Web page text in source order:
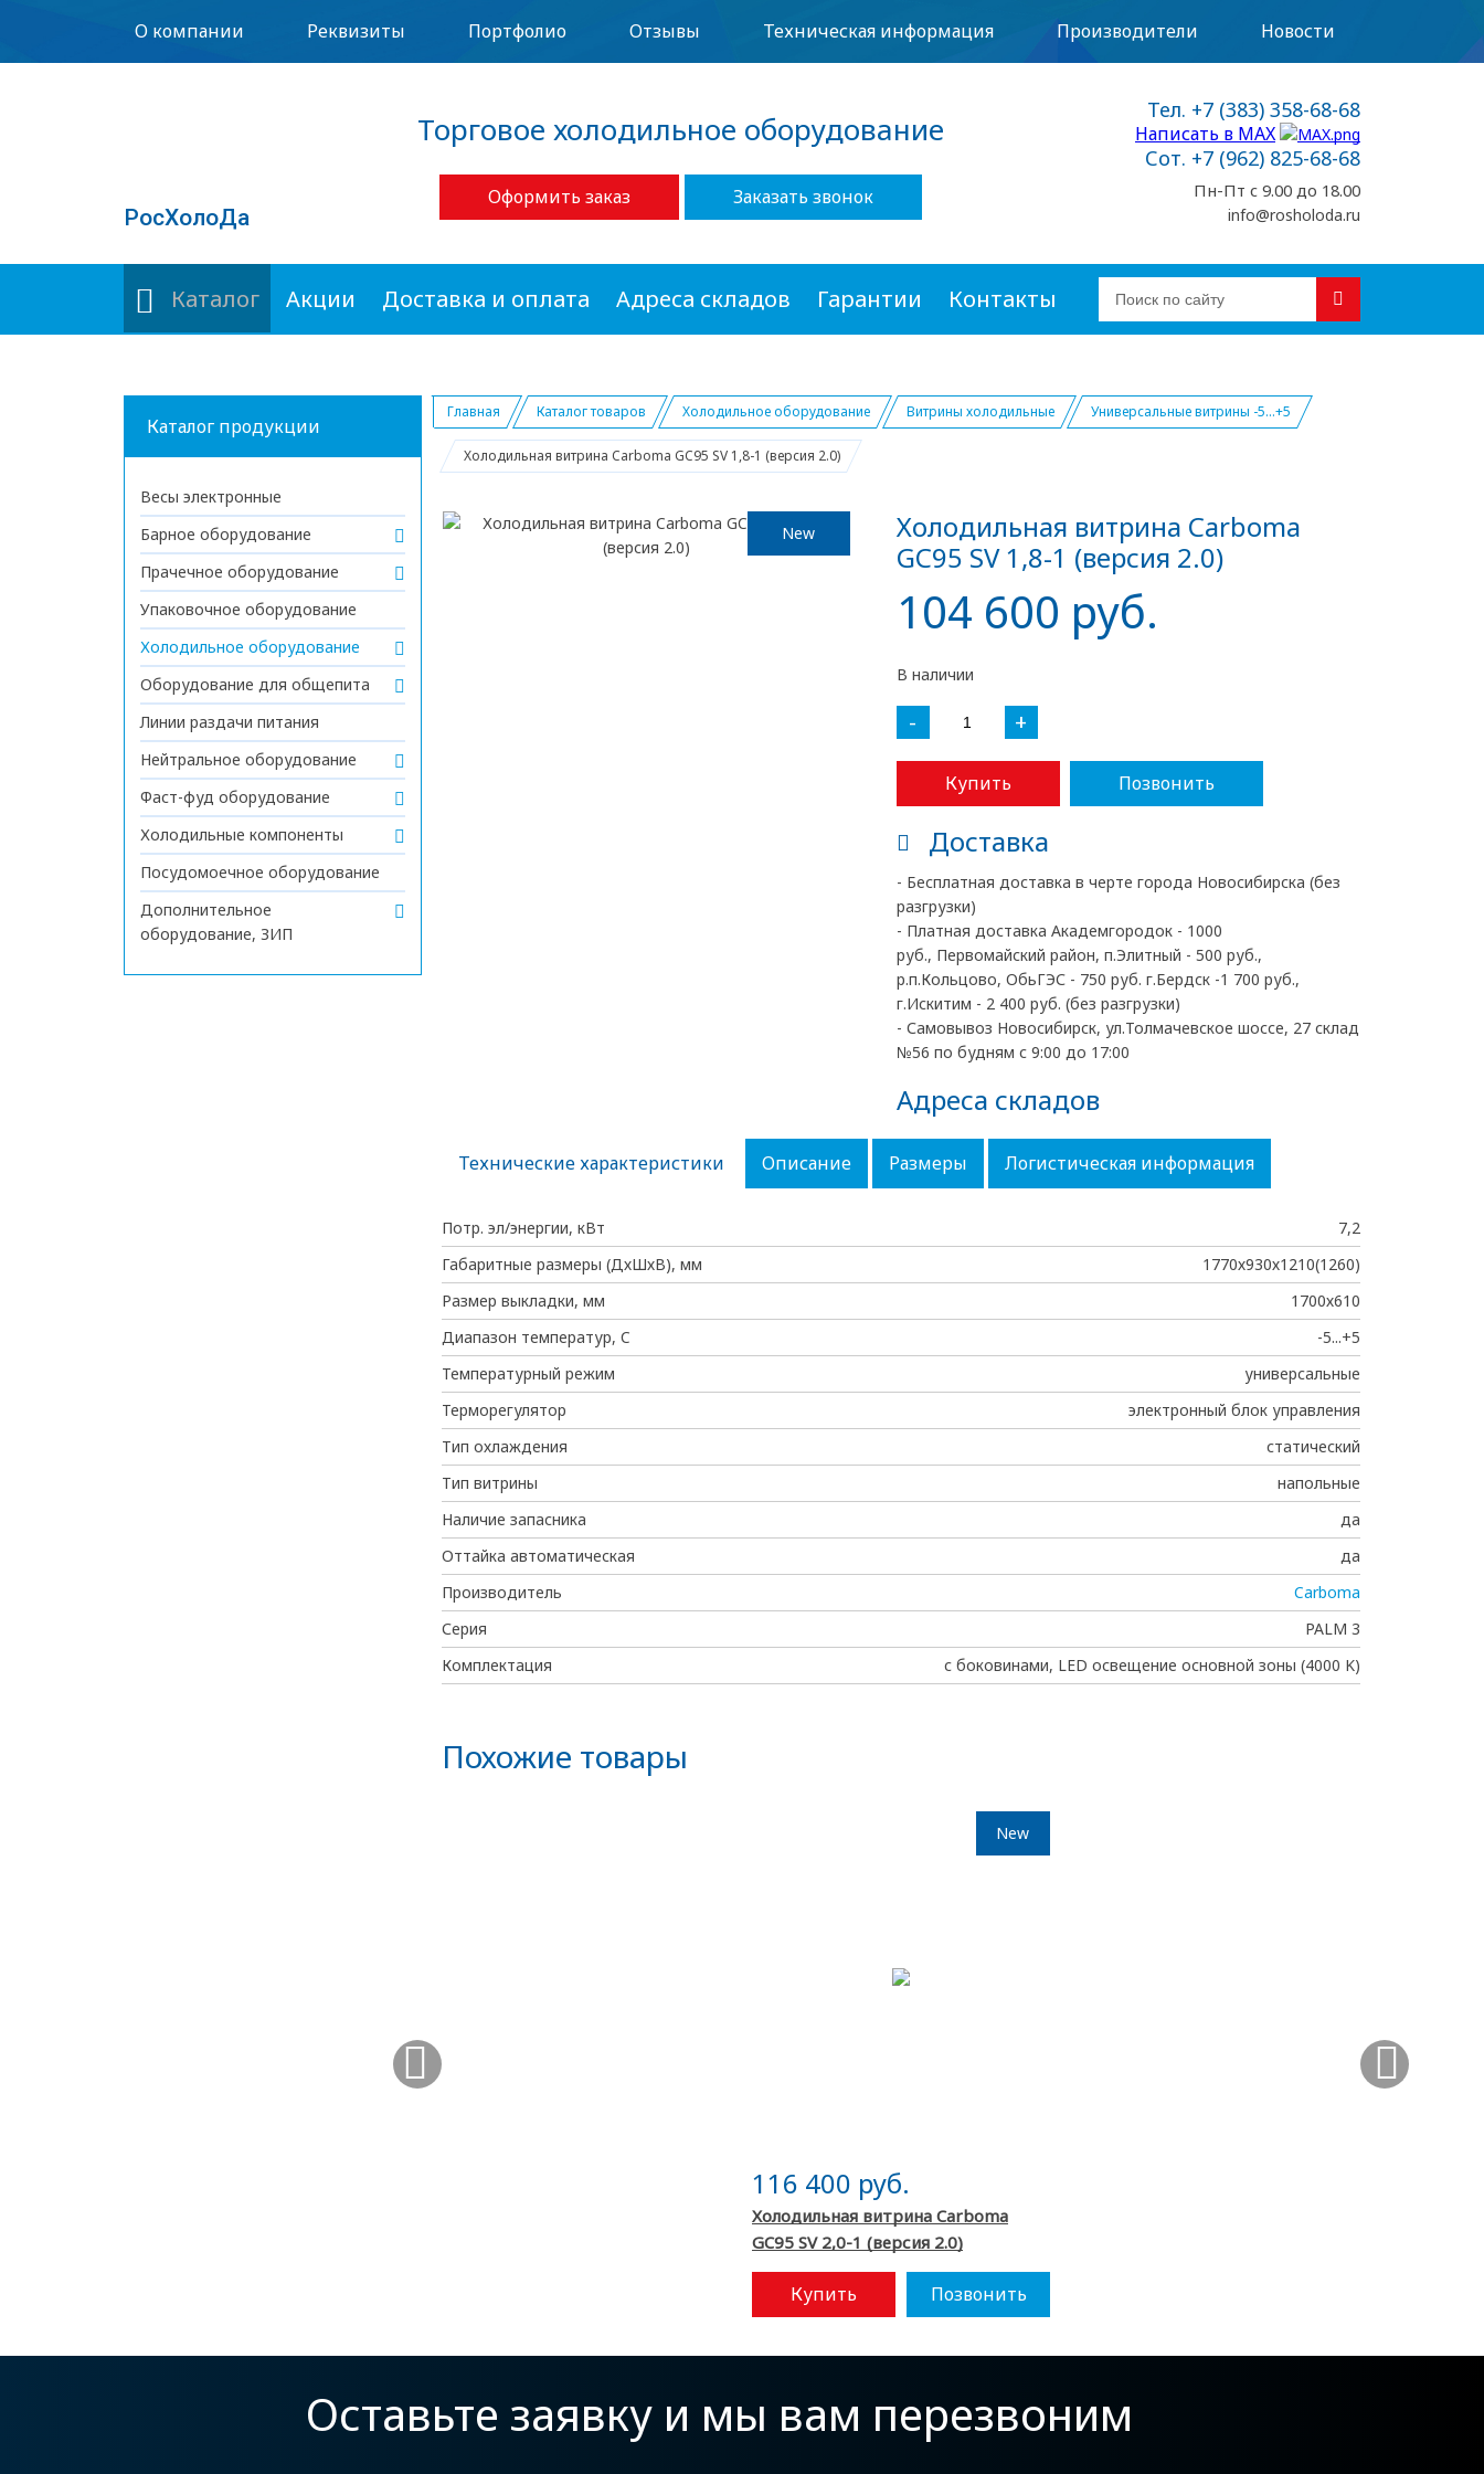
О компании Реквизиты Портфолио Отзывы Техническая информация Производители Новости
РосХолоДа
Торговое холодильное оборудование
Оформить заказ Заказать звонок
Тел. +7 (383) 358-68-68
Написать в MAX
Сот. +7 (962) 825-68-68
Пн-Пт с 9.00 до 18.00
info@rosholoda.ru
Каталог Акции Доставка и оплата Адреса складов Гарантии Контакты
Каталог продукции
Весы электронные
Барное оборудование
Прачечное оборудование
Упаковочное оборудование
Холодильное оборудование
Оборудование для общепита
Линии раздачи питания
Нейтральное оборудование
Фаст-фуд оборудование
Холодильные компоненты
Посудомоечное оборудование
Дополнительное
оборудование, ЗИП
Главная Каталог товаров Холодильное оборудование Витрины холодильные Универсальные витрины -5...+5
Холодильная витрина Carboma GC95 SV 1,8-1 (версия 2.0)
New
Холодильная витрина Carboma
GC95 SV 1,8-1 (версия 2.0)
104 600 руб.
В наличии
- +
Купить Позвонить
Доставка
- Бесплатная доставка в черте города Новосибирска (без
разгрузки)
- Платная доставка Академгородок - 1000
руб., Первомайский район, п.Элитный - 500 руб.,
р.п.Кольцово, ОбьГЭС - 750 руб. г.Бердск -1 700 руб.,
г.Искитим - 2 400 руб. (без разгрузки)
- Самовывоз Новосибирск, ул.Толмачевское шоссе, 27 склад
№56 по будням с 9:00 до 17:00
Адреса складов
Технические характеристики Описание Размеры Логистическая информация
Потр. эл/энергии, кВт
7,2
Габаритные размеры (ДхШхВ), мм
1770х930х1210(1260)
Размер выкладки, мм
1700х610
Диапазон температур, C
-5...+5
Температурный режим
универсальные
Терморегулятор
электронный блок управления
Тип охлаждения
статический
Тип витрины
напольные
Наличие запасника
да
Оттайка автоматическая
да
Производитель
Carboma
Серия
PALM 3
Комплектация
с боковинами, LED освещение основной зоны (4000 K)
Похожие товары
New
116 400 руб.
Холодильная витрина Carboma
GC95 SV 2,0-1 (версия 2.0)
Купить Позвонить
Оставьте заявку и мы вам перезвоним